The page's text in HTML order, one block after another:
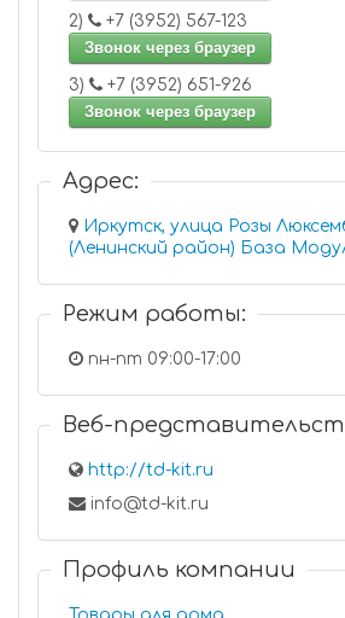
2)
+7 (3952) 567-123
Звонок через браузер
3)
+7 (3952) 651-926
Звонок через браузер
Адрес:
Иркутск, улица Розы
(Ленинский район)
Режим работы:
пн-пт 09:00-17:00
Веб-
http://td-kit.ru
info@td-kit.ru
Профиль компании